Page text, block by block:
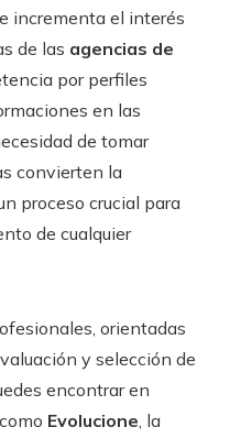
incrementa el interés
de las agencias de
por perfiles
en las
de tomar
convierten la
proceso crucial para
de cualquier
orientadas
y selección de
encontrar en
Evolucione , la